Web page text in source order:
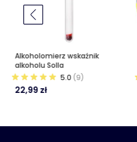
Alkoholomierz wskaźnik
alkoholu Solla
5.0 (9)
22,99 zł